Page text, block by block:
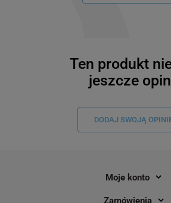
Ten produkt
jeszcze
DODAJ SWOJĄ
Moje konto
Zamówienia